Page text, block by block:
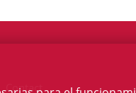
Contact